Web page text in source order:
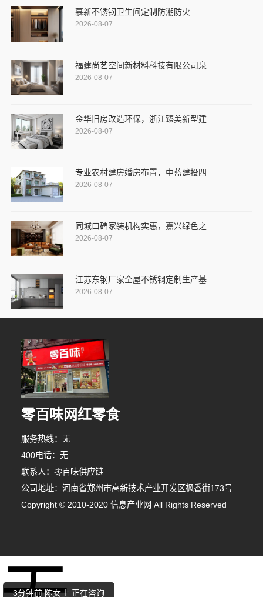
慕新不锈钢卫生间定制防潮防火
2026-08-07
福建尚艺空间新材料科技有限公司泉
2026-08-07
金华旧房改造环保，浙江臻美新型建
2026-08-07
专业农村建房婚房布置，中蓝建投四
2026-08-07
同城口碑家装机构实惠，嘉兴绿色之
2026-08-07
江苏东钢厂家全屋不锈钢定制生产基
2026-08-07
零百味网红零食
服务热线：无
400电话：无
联系人：零百味供应链
公司地址：河南省郑州市高新技术产业开发区枫香街173号郑州天健湖智联网产业园3号楼7层706室
Copyright © 2010-2020 信息产业网 All Rights Reserved
3分钟前 陈女士 正在咨询